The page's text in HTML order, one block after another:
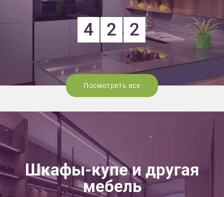
4 2 2
Посмотреть все
Шкафы-купе и другая
мебель